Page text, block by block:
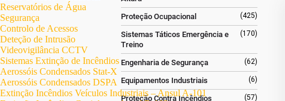
Reservatórios de Água
Segurança
Controlo de Acessos
Deteção de Intrusão
Videovigilância CCTV
Sistemas Extinção de Incêndios
Aerossóis Condensados Stat-X
Aerossóis Condensados DSPA
Extinção Incêndios Veículos Industriais – Ansul A-101
Proteção Ocupacional (425)
Sistemas Táticos Emergência e
Treino
(170)
Engenharia de Segurança (62)
Equipamentos Industriais (6)
Proteção Contra Incêndios (57)